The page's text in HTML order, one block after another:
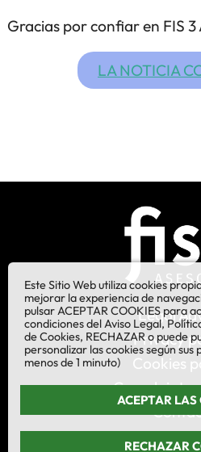
Gracias por confiar en FIS 3
LA NOTICIA
Legal
Privacy
Cookies
Complaints
¡Síganos
Este Sitio Web utiliza cookies
mejorar la experiencia de
pulsar ACEPTAR COOKIES para
condiciones del Aviso Legal,
de Cookies, RECHAZAR o puede
personalizar las cookies según
menos de 1 minuto)
ACEPTAR LAS
RECHAZAR